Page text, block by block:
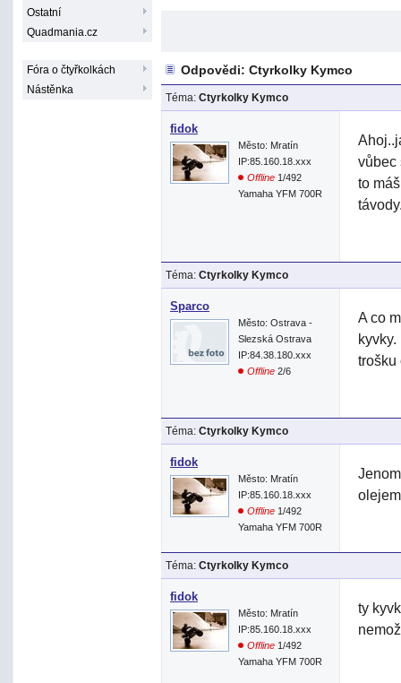
Ostatní
Quadmania.cz
Fóra o čtyřkolkách
Nástěnka
Odpovědi: Ctyrkolky Kymco
Téma: Ctyrkolky Kymco
fidok
Město: Mratín
IP:85.160.18.xxx
Offline 1/492
Yamaha YFM 700R
vůbec
to
Téma: Ctyrkolky Kymco
Sparco
Město: Ostrava -
Slezská Ostrava
IP:84.38.180.xxx
Offline 2/6
A co
trošku
Téma: Ctyrkolky Kymco
fidok
Město: Mratín
IP:85.160.18.xxx
Offline 1/492
Yamaha YFM 700R
Téma: Ctyrkolky Kymco
fidok
Město: Mratín
IP:85.160.18.xxx
Offline 1/492
Yamaha YFM 700R
ty